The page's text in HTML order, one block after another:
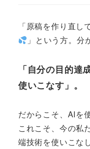
「原稿を作り直し
」という方。分
「自分の目的達
使いこなす」。
だからこそ、AIを
これこそ、今の私
端技術を使いこな